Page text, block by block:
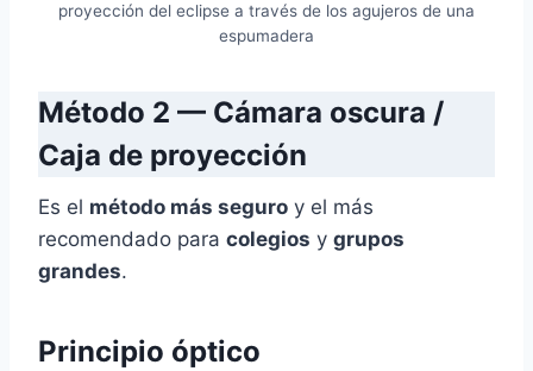
proyección del eclipse a través de los agujeros de una
espumadera
Método 2 — Cámara oscura /
Caja de proyección
Es el método más seguro y el más
recomendado para colegios y grupos
grandes.
Principio óptico